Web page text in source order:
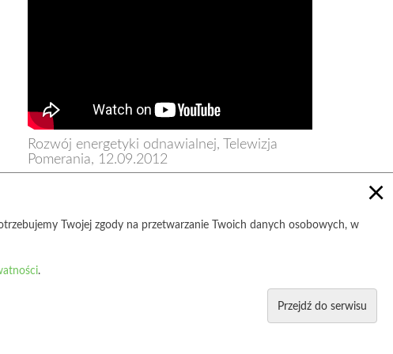
Rozwój energetyki odnawialnej, Telewizja
Pomerania, 12.09.2012
×
Twojej zgody na przetwarzanie Twoich danych osobowych, w
.
Przejdź do serwisu